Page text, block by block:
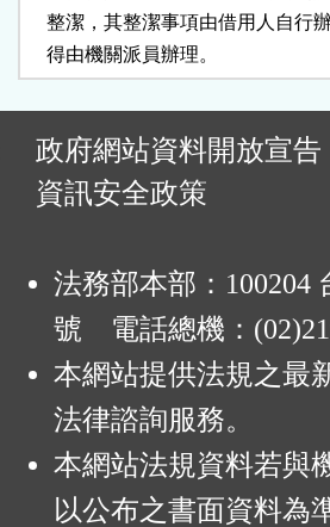
整潔，其整潔事項由借用人自
    得由機關派員辦理。
政府網站資料開放宣告
資訊安全政策
法務部本部：100204
號 電話總機：
本網站提供法規之最
法律諮詢服務。
本網站法規資料若與
以公布之書面資料為